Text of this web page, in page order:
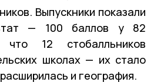
Выпускники показали
— 100 баллов у 82
12 стобалльников
школах — их стало
и география.